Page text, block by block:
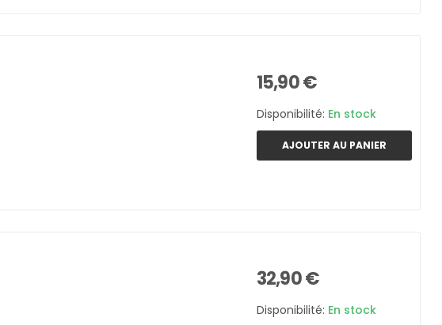
15,90 €
Disponibilité: En stock
AJOUTER AU PANIER
32,90 €
Disponibilité: En stock